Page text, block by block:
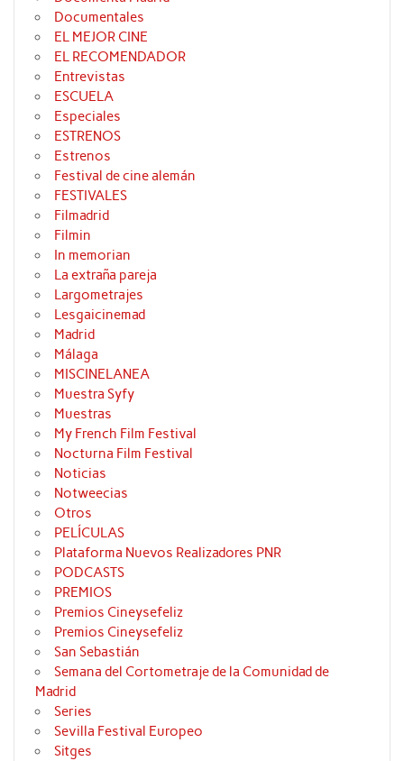
Documentales
EL MEJOR CINE
EL RECOMENDADOR
Entrevistas
ESCUELA
Especiales
ESTRENOS
Estrenos
Festival de cine alemán
FESTIVALES
Filmadrid
Filmin
In memorian
La extraña pareja
Largometrajes
Lesgaicinemad
Madrid
Málaga
MISCINELANEA
Muestra Syfy
Muestras
My French Film Festival
Nocturna Film Festival
Noticias
Notweecias
Otros
PELÍCULAS
Plataforma Nuevos Realizadores PNR
PODCASTS
PREMIOS
Premios Cineysefeliz
Premios Cineysefeliz
San Sebastián
Semana del Cortometraje de la Comunidad de
Madrid
Series
Sevilla Festival Europeo
Sitges